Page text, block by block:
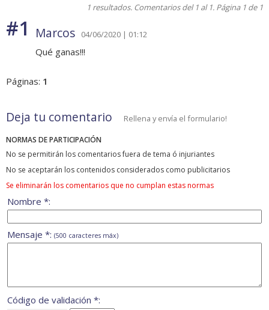
1 resultados. Comentarios del 1 al 1. Página 1 de 1
#1 Marcos 04/06/2020 | 01:12
Qué ganas!!!
Páginas: 1
Deja tu comentario Rellena y envía el formulario!
NORMAS DE PARTICIPACIÓN
No se permitirán los comentarios fuera de tema ó injuriantes
No se aceptarán los contenidos considerados como publicitarios
Se eliminarán los comentarios que no cumplan estas normas
Nombre *:
Mensaje *: (500 caracteres máx)
Código de validación *: